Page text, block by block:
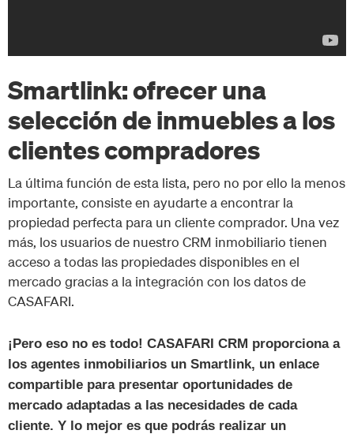
Smartlink: ofrecer una
selección de inmuebles a los
clientes compradores
La última función de esta lista, pero no por ello la menos
importante, consiste en ayudarte a encontrar la
propiedad perfecta para un cliente comprador. Una vez
más, los usuarios de nuestro CRM inmobiliario tienen
acceso a todas las propiedades disponibles en el
mercado gracias a la integración con los datos de
CASAFARI.
¡Pero eso no es todo! CASAFARI CRM proporciona a
los agentes inmobiliarios un Smartlink, un enlace
compartible para presentar oportunidades de
mercado adaptadas a las necesidades de cada
cliente. Y lo mejor es que podrás realizar un